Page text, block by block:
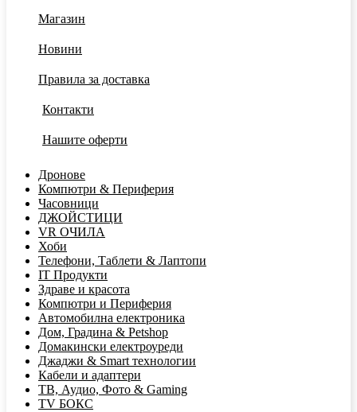
Магазин
Новини
Правила за доставка
Контакти
Нашите оферти
Дронове
Компютри & Периферия
Часовници
ДЖОЙСТИЦИ
VR ОЧИЛА
Хоби
Телефони, Таблети & Лаптопи
IT Продукти
Здраве и красота
Компютри и Периферия
Автомобилна електроника
Дом, Градина & Petshop
Домакински електроуреди
Джаджи & Smart технологии
Кабели и адаптери
ТВ, Аудио, Фото & Gaming
TV БОКС